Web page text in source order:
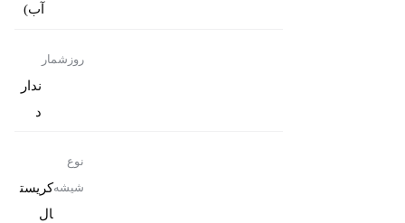
آب)
روزشمار
ندار
د
نوع
شیشهکریست
ال